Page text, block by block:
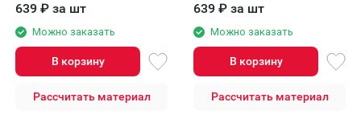
639 ₽ за шт
Можно заказать
В корзину
Рассчитать материал
639 ₽ за шт
Можно заказать
В корзину
Рассчитать материал